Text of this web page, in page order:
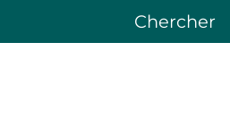
Chercher